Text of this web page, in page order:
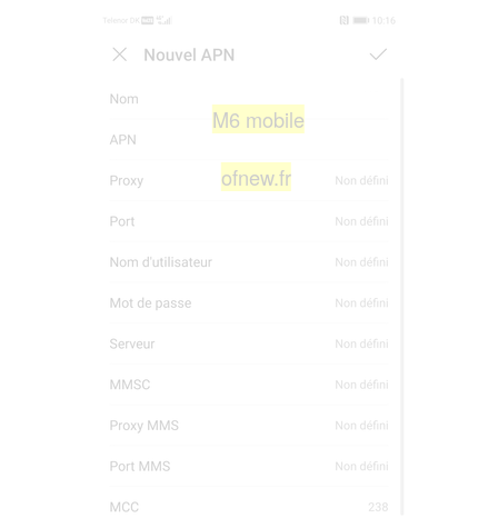
ofnew.fr
M6 mobile